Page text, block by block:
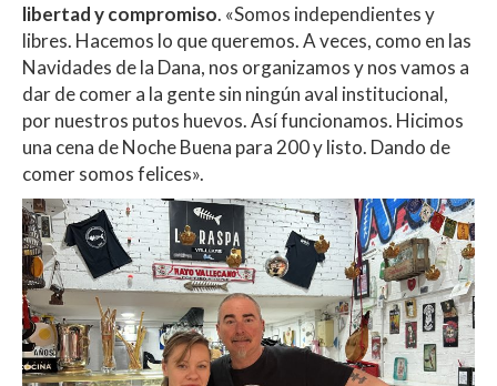
libertad y compromiso. «Somos independientes y
libres. Hacemos lo que queremos. A veces, como en las
Navidades de la Dana, nos organizamos y nos vamos a
dar de comer a la gente sin ningún aval institucional,
por nuestros putos huevos. Así funcionamos. Hicimos
una cena de Noche Buena para 200 y listo. Dando de
comer somos felices».